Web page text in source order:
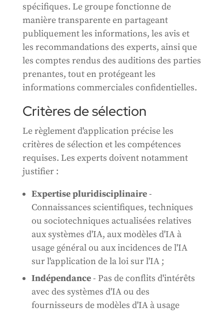
spécifiques. Le groupe fonctionne de
manière transparente en partageant
publiquement les informations, les avis et
les recommandations des experts, ainsi que
les comptes rendus des auditions des parties
prenantes, tout en protégeant les
informations commerciales confidentielles.
Critères de sélection
Le règlement d'application précise les
critères de sélection et les compétences
requises. Les experts doivent notamment
justifier :
Expertise pluridisciplinaire-
Connaissances scientifiques, techniques
ou sociotechniques actualisées relatives
aux systèmes d'IA, aux modèles d'IA à
usage général ou aux incidences de l'IA
sur l'application de la loi sur l'IA ;
Indépendance- Pas de conflits d'intérêts
avec des systèmes d'IA ou des
fournisseurs de modèles d'IA à usage